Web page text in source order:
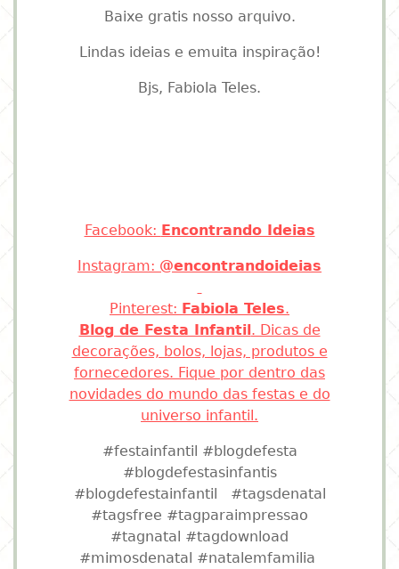
Baixe gratis nosso arquivo.
Lindas ideias e emuita inspiração!
Bjs, Fabiola Teles.
Facebook: Encontrando Ideias
Instagram: @encontrandoideias
Pinterest: Fabiola Teles.
Blog de Festa Infantil. Dicas de
decorações, bolos, lojas, produtos e
fornecedores. Fique por dentro das
novidades do mundo das festas e do
universo infantil.
#festainfantil #blogdefesta
#blogdefestasinfantis
#blogdefestainfantil #tagsdenatal
#tagsfree #tagparaimpressao
#tagnatal #tagdownload
#mimosdenatal #natalemfamilia